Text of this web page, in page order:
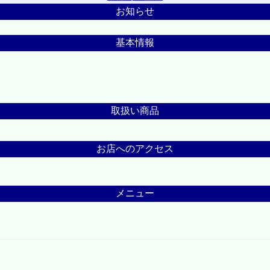
お知らせ
基本情報
取扱い商品
お店へのアクセス
メニュー